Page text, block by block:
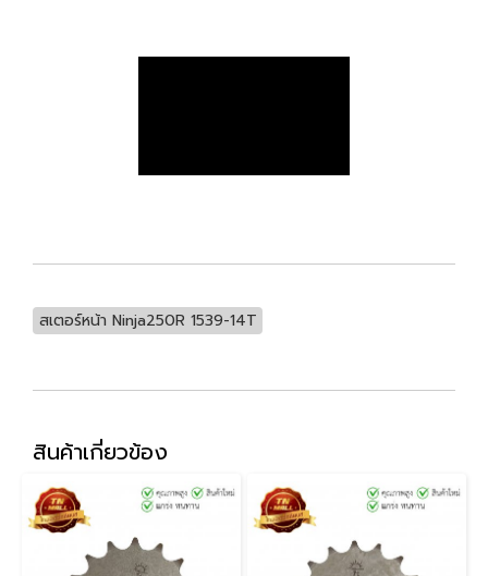
สเตอร์หน้า Ninja250R 1539-14T
สินค้าเกี่ยวข้อง